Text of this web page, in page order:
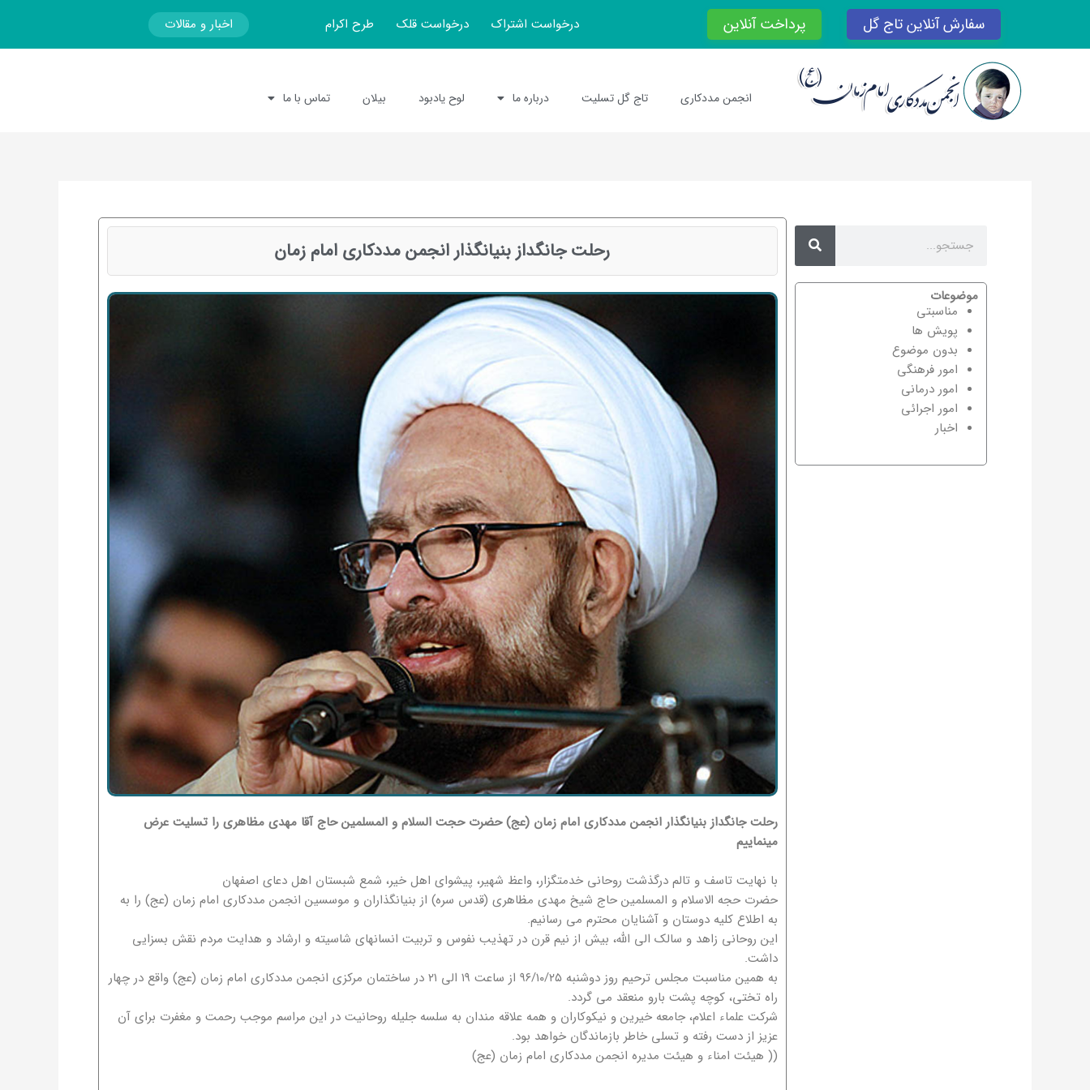
محتوا
سفارش آنلاین تاج گل پرداخت آنلاین درخواست اشتراک درخواست قلک طرح اکرام اخبار و مقالات
انجمن مددکاری تاج گل تسلیت درباره ما لوح یادبود بیلان تماس با ما
Search
موضوعات
مناسبتی
پویش ها
بدون موضوع
امور فرهنگی
امور درمانی
امور اجرائی
اخبار
رحلت جانگداز بنیانگذار انجمن مددکاری امام زمان
رحلت جانگداز بنیانگذار انجمن مددکاری امام زمان (عج) حضرت حجت السلام و المسلمین حاج آقا مهدی مظاهری را تسلیت عرض
مینماییم
با نهایت تاسف و تالم درگذشت روحانی خدمتگزار، واعظ شهیر، پیشوای اهل خیر، شمع شبستان اهل دعای اصفهان
حضرت حجه الاسلام و المسلمین حاج شیخ مهدی مظاهری (قدس سره) از بنیانگذاران و موسسین انجمن مددکاری امام زمان (عج) را به
به اطلاع کلیه دوستان و آشنایان محترم می رسانیم.
این روحانی زاهد و سالک الی الله، بیش از نیم قرن در تهذیب نفوس و تربیت انسانهای شاسیته و ارشاد و هدایت مردم نقش بسزایی
داشت.
به همین مناسبت مجلس ترحيم روز دوشنبه ۹۶/۱۰/۲۵ از ساعت ۱۹ الی ۲۱ در ساختمان مرکزی انجمن مددکاری امام زمان (عج) واقع در چهار
راه تختی، کوچه پشت بارو منعقد می گردد.
شرکت علماء اعلام، جامعه خیرین و نیکوکاران و همه علاقه مندان به سلسه جلیله روحانیت در این مراسم موجب رحمت و مغفرت برای آن
عزیز از دست رفته و تسلی خاطر بازماندگان خواهد بود.
(( هیئت امناء و هیئت مدیره انجمن مددکاری امام زمان (عج)